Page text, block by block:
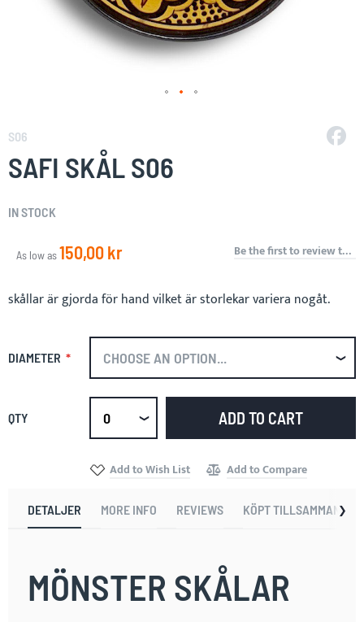
to
the
beginning
of
images
S06
SAFI SKÅL S06
IN STOCK
As low as150,00 kr Be the first to review this product
skållar är gjorda för hand vilket är storlekar variera nogåt.
DIAMETER
QTY ADD TO CART
Add to Wish List Add to Compare
DETALJER MORE INFO REVIEWS KÖPT TILLSAMMANS
MÖNSTER SKÅLAR